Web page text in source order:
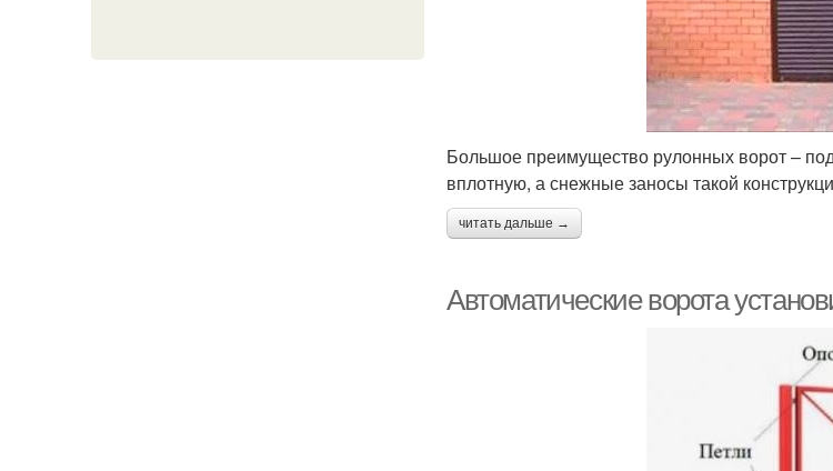
Большое преимущество рулонных ворот –
вплотную, а снежные заносы такой
читать дальше →
Автоматические ворота